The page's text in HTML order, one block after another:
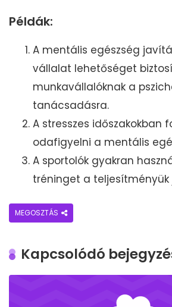
Példák:
A mentális egészség
vállalat lehetőséget
munkavállalóknak a
tanácsadásra.
A stresszes időszakokban
odafigyelni a mentális
A sportolók gyakran
tréninget a
MEGOSZTÁS
Kapcsolódó